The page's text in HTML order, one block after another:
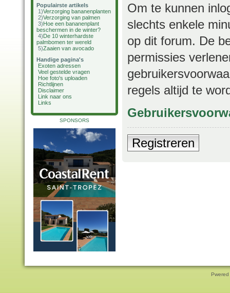
Populairste artikels
1)Verzorging bananenplanten
2)Verzorging van palmen
3)Hoe een bananenplant
beschermen in de winter?
4)De 10 winterhardste
palmbomen ter wereld
5)Zaaien van avocado
Handige pagina's
Exoten adressen
Veel gestelde vragen
Hoe foto's uploaden
Richtlijnen
Disclaimer
Link naar ons
Links
SPONSORS
Om te kunnen
slechts enkele
op dit forum. De
permissies
regels altijd te
Registreren